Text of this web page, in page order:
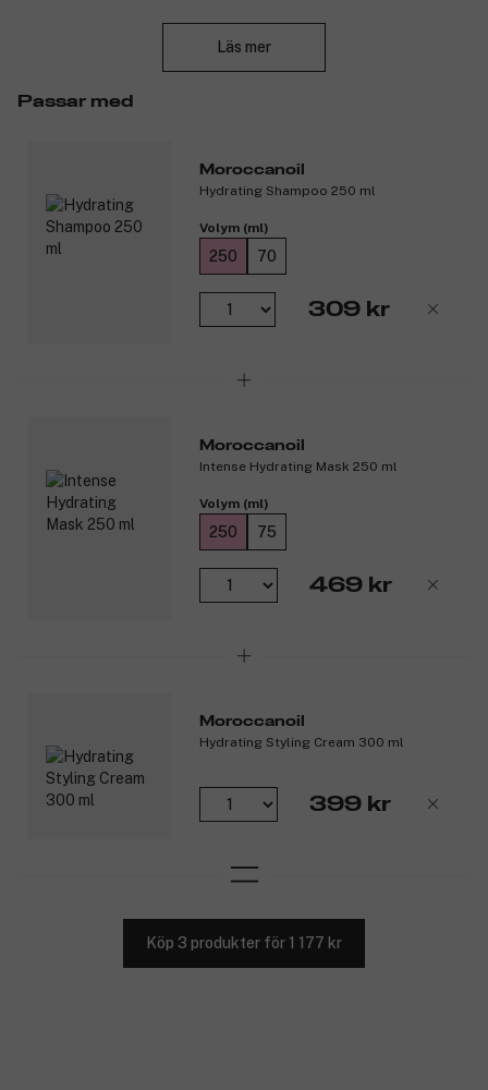
3096055
Läs mer
Passar med
Moroccanoil
Hydrating Shampoo 250 ml
Volym (ml)
250 70
309 kr
Moroccanoil
Intense Hydrating Mask 250 ml
Volym (ml)
250 75
469 kr
Moroccanoil
Hydrating Styling Cream 300 ml
399 kr
Köp 3 produkter för 1 177 kr